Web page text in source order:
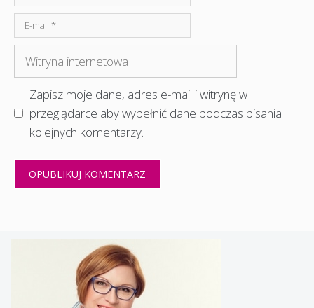
mail
internetowa
Zapisz moje dane, adres e-mail i witrynę w
przeglądarce aby wypełnić dane podczas pisania
kolejnych komentarzy.